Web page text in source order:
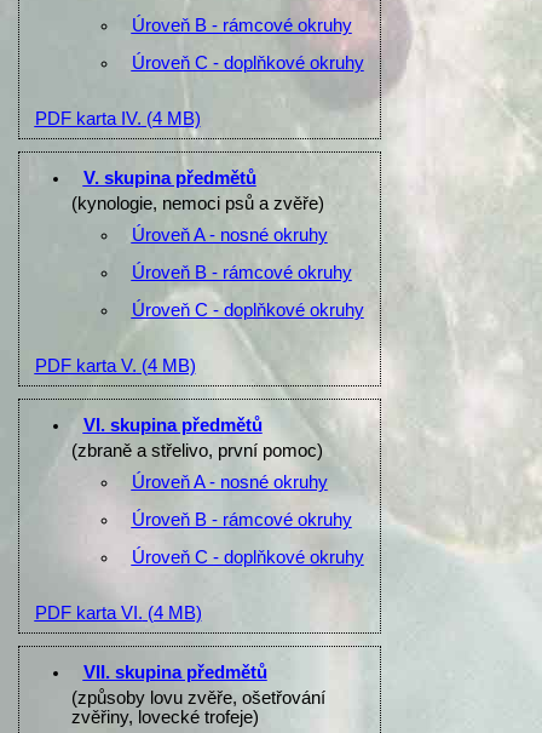
Úroveň B - rámcové okruhy
Úroveň C - doplňkové okruhy
PDF karta IV. (4 MB)
V. skupina předmětů
(kynologie, nemoci psů a zvěře)
Úroveň A - nosné okruhy
Úroveň B - rámcové okruhy
Úroveň C - doplňkové okruhy
PDF karta V. (4 MB)
VI. skupina předmětů
(zbraně a střelivo, první pomoc)
Úroveň A - nosné okruhy
Úroveň B - rámcové okruhy
Úroveň C - doplňkové okruhy
PDF karta VI. (4 MB)
VII. skupina předmětů
(způsoby lovu zvěře, ošetřování
zvěřiny, lovecké trofeje)